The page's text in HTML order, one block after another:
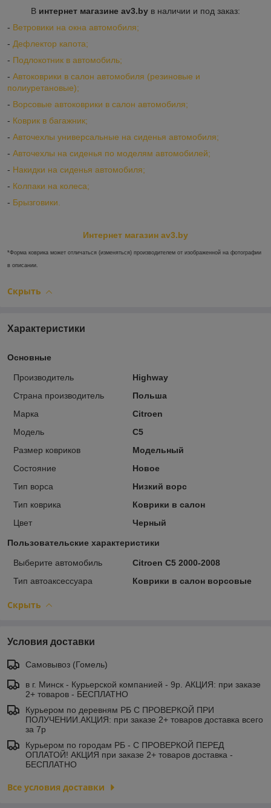
В интернет магазине av3.by в наличии и под заказ:
- Ветровики на окна автомобиля;
- Дефлектор капота;
- Подлокотник в автомобиль;
- Автоковрики в салон автомобиля (резиновые и
полиуретановые);
- Ворсовые автоковрики в салон автомобиля;
- Коврик в багажник;
- Авточехлы универсальные на сиденья автомобиля;
- Авточехлы на сиденья по моделям автомобилей;
- Накидки на сиденья автомобиля;
- Колпаки на колеса;
- Брызговики.
Интернет магазин av3.by
*Форма коврика может отличаться (изменяться) производителем от изображенной на фотографии
в описании.
Скрыть
Характеристики
Основные
Производитель
Highway
Страна производитель
Польша
Марка
Citroen
Модель
C5
Размер ковриков
Модельный
Состояние
Новое
Тип ворса
Низкий ворс
Тип коврика
Коврики в салон
Цвет
Черный
Пользовательские характеристики
Выберите автомобиль
Citroen C5 2000-2008
Тип автоаксессуара
Коврики в салон ворсовые
Скрыть
Условия доставки
Самовывоз (Гомель)
в г. Минск - Курьерской компанией - 9р. АКЦИЯ: при заказе
2+ товаров - БЕСПЛАТНО
Курьером по деревням РБ С ПРОВЕРКОЙ ПРИ
ПОЛУЧЕНИИ.АКЦИЯ: при заказе 2+ товаров доставка всего
за 7р
Курьером по городам РБ - С ПРОВЕРКОЙ ПЕРЕД
ОПЛАТОЙ! АКЦИЯ при заказе 2+ товаров доставка -
БЕСПЛАТНО
Все условия доставки